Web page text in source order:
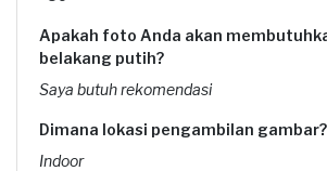
Apakah foto Anda akan
belakang putih?
Saya butuh rekomendasi
Dimana lokasi pengambilan gambar?
Indoor